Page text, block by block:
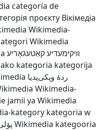
categoría de
проєкту Вікімедіа
Wikimedia-
Wikimedia
וויקימעדיע קאַטעגאָריע
kategoria kategorija
ردهٔ ویکی‌پدیا
Wikimedia-
jamii ya Wikimedia
kategory kategoria w
Wikimedia kategooria